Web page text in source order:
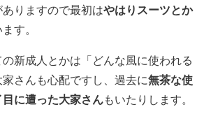
りますので最初はやはりスーツとか
す。
新成人とかは「どんな風に使われる
さんも心配ですし、過去に無茶な使
に遭った大家さんもいたりします。